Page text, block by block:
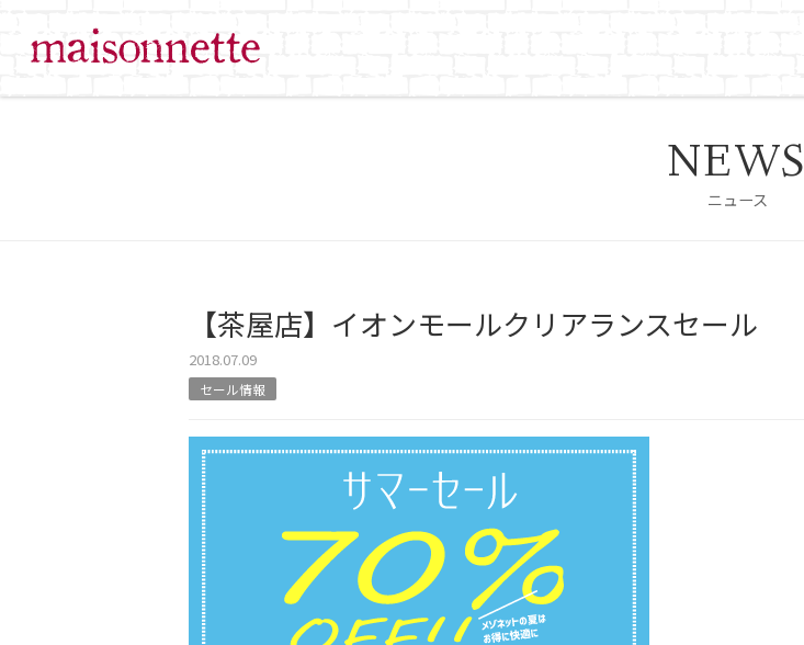
NEWS
ニュース
【茶屋店】イオンモールクリアランスセール
2018.07.09
セール情報